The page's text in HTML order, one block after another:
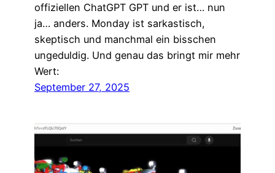
offiziellen ChatGPT GPT und er ist… nun
ja… anders. Monday ist sarkastisch,
skeptisch und manchmal ein bisschen
ungeduldig. Und genau das bringt mir mehr
Wert:
September 27, 2025